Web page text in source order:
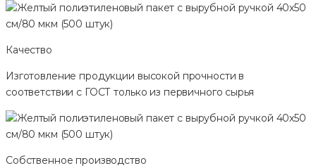
Качество
Изготовление продукции высокой прочности в
соответствии с ГОСТ только из первичного сырья
Собственное производство